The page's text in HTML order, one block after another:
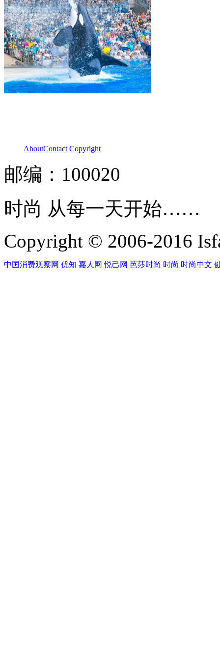
AboutContact Copyright
邮编：100020
时尚 从每一天开始……
Copyright © 2006-2016
中国消费观察网 优知 嘉人网 悦己网 芭莎时尚 时尚 时尚中文